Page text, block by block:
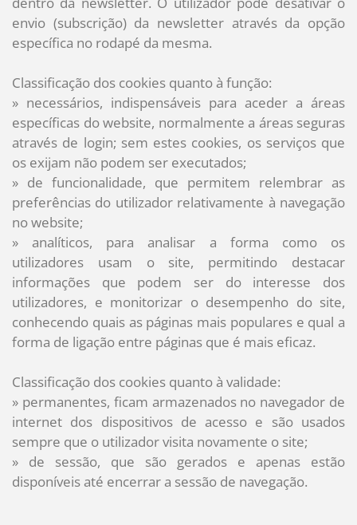
envio (subscrição) da newsletter através da opção
específica no rodapé da mesma.
Classificação dos cookies quanto à função:
» necessários, indispensáveis para aceder a áreas
específicas do website, normalmente a áreas seguras
através de login; sem estes cookies, os serviços que
os exijam não podem ser executados;
» de funcionalidade, que permitem relembrar as
preferências do utilizador relativamente à navegação
no website;
» analíticos, para analisar a forma como os
utilizadores usam o site, permitindo destacar
informações que podem ser do interesse dos
utilizadores, e monitorizar o desempenho do site,
conhecendo quais as páginas mais populares e qual a
forma de ligação entre páginas que é mais eficaz.
Classificação dos cookies quanto à validade:
» permanentes, ficam armazenados no navegador de
internet dos dispositivos de acesso e são usados
sempre que o utilizador visita novamente o site;
» de sessão, que são gerados e apenas estão
disponíveis até encerrar a sessão de navegação.